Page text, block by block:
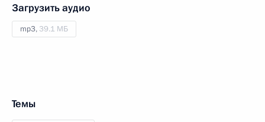
Загрузить аудио
mp3, 39.1 МБ
Темы